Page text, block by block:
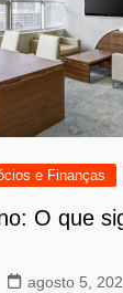
e Finanças
O que
agosto 5,